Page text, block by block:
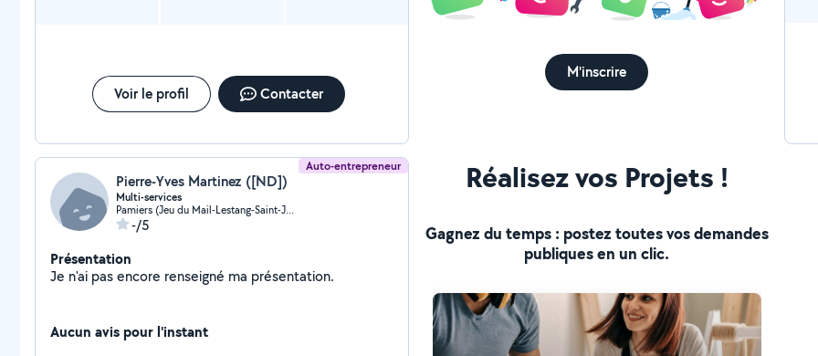
Voir le profil Contacter
M'inscrire
Auto-entrepreneur
Pierre-Yves Martinez ([ND])
Multi-services
Pamiers (Jeu du Mail-Lestang-Saint-Jean)
-/5
Présentation
Je n'ai pas encore renseigné ma présentation.
Aucun avis pour l'instant
Réalisez vos Projets !
Gagnez du temps : postez toutes vos demandes
publiques en un clic.